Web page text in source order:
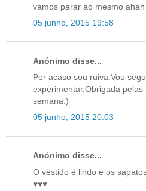
vamos parar ao mesmo ahah
05 junho, 2015 19:58
Anónimo disse...
Por acaso sou ruiva.Vou
experimentar.Obrigada
semana:)
05 junho, 2015 20:03
Anónimo disse...
O vestido é lindo e os
♥♥♥